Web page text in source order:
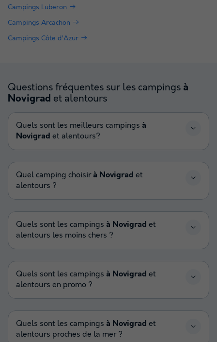
Campings Luberon
Campings Arcachon
Campings Côte d'Azur
Questions fréquentes sur les campings à
Novigrad et alentours
Quels sont les meilleurs campings à
Novigrad et alentours?
Quel camping choisirà Novigrad et
alentours ?
Quels sont les campings à Novigrad et
alentours les moins chers ?
Quels sont les campings à Novigrad et
alentours en promo ?
Quels sont les campings à Novigrad et
alentours proches de la mer ?